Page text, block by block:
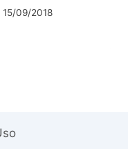
15/09/2018